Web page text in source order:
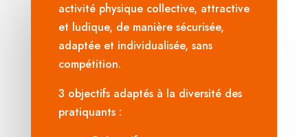
activité physique collective, attractive
et ludique, de manière sécurisée,
adaptée et individualisée, sans
compétition.
3 objectifs adaptés à la diversité des
pratiquants :